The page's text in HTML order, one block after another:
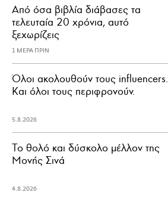
Από όσα βιβλία διάβασες τα
τελευταία 20 χρόνια, αυτό
ξεχωρίζεις
1 ΜΕΡΑ ΠΡΙΝ
Όλοι ακολουθούν τους influencers.
Και όλοι τους περιφρονούν.
5.8.2026
Το θολό και δύσκολο μέλλον της
Μονής Σινά
4.8.2026